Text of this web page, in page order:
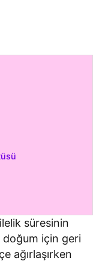
süresinin
doğum için geri
ağırlaşırken